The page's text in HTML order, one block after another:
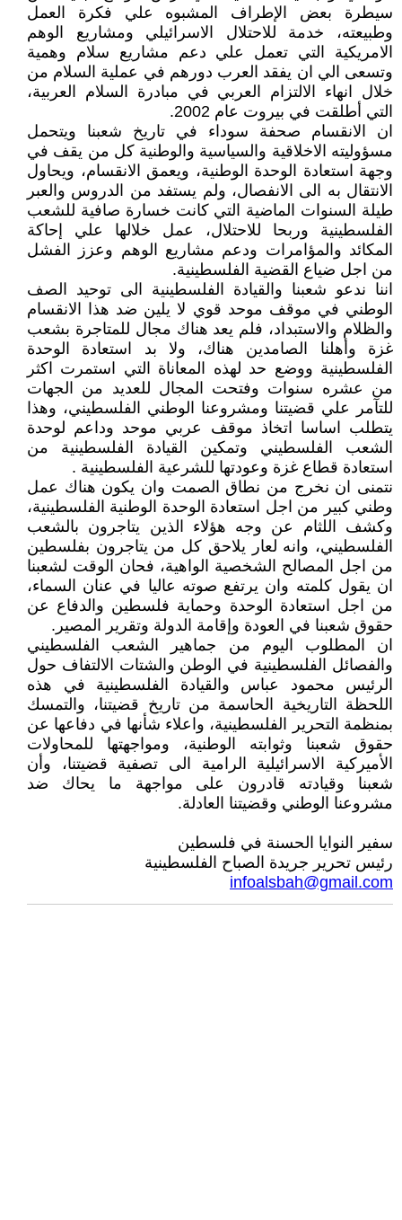
سيطرة بعض الإطراف المشبوه علي فكرة العمل
وطبيعته، خدمة للاحتلال الاسرائيلي ومشاريع الوهم
الامريكية التي تعمل علي دعم مشاريع سلام وهمية
وتسعى الي ان يفقد العرب دورهم في عملية السلام من
خلال انهاء الالتزام العربي في مبادرة السلام العربية،
التي أطلقت في بيروت عام 2002.
ان الانقسام صحفة سوداء في تاريخ شعبنا ويتحمل
مسؤوليته الاخلاقية والسياسية والوطنية كل من يقف في
وجهة استعادة الوحدة الوطنية، ويعمق الانقسام، ويحاول
الانتقال به الى الانفصال، ولم يستفد من الدروس والعبر
طيلة السنوات الماضية التي كانت خسارة صافية للشعب
الفلسطينية وربحا للاحتلال، عمل خلالها علي إحاكة
المكائد والمؤامرات ودعم مشاريع الوهم وعزز الفشل
من اجل ضياع القضية الفلسطينية.
اننا ندعو شعبنا والقيادة الفلسطينية الى توحيد الصف
الوطني في موقف موحد قوي لا يلين ضد هذا الانقسام
والظلام والاستبداد، فلم يعد هناك مجال للمتاجرة بشعب
غزة وأهلنا الصامدين هناك، ولا بد استعادة الوحدة
الفلسطينية ووضع حد لهذه المعاناة التي استمرت اكثر
من عشره سنوات وفتحت المجال للعديد من الجهات
للتآمر علي قضيتنا ومشروعنا الوطني الفلسطيني، وهذا
يتطلب اساسا اتخاذ موقف عربي موحد وداعم لوحدة
الشعب الفلسطيني وتمكين القيادة الفلسطينية من
استعادة قطاع غزة وعودتها للشرعية الفلسطينية .
نتمنى ان نخرج من نطاق الصمت وان يكون هناك عمل
وطني كبير من اجل استعادة الوحدة الوطنية الفلسطينية،
وكشف اللثام عن وجه هؤلاء الذين يتاجرون بالشعب
الفلسطيني، وانه لعار يلاحق كل من يتاجرون بفلسطين
من اجل المصالح الشخصية الواهية، فحان الوقت لشعبنا
ان يقول كلمته وان يرتفع صوته عاليا في عنان السماء،
من اجل استعادة الوحدة وحماية فلسطين والدفاع عن
حقوق شعبنا في العودة وإقامة الدولة وتقرير المصير.
ان المطلوب اليوم من جماهير الشعب الفلسطيني
والفصائل الفلسطينية في الوطن والشتات الالتفاف حول
الرئيس محمود عباس والقيادة الفلسطينية في هذه
اللحظة التاريخية الحاسمة من تاريخ قضيتنا، والتمسك
بمنظمة التحرير الفلسطينية، واعلاء شأنها في دفاعها عن
حقوق شعبنا وثوابته الوطنية، ومواجهتها للمحاولات
الأميركية الاسرائيلية الرامية الى تصفية قضيتنا، وأن
شعبنا وقيادته قادرون على مواجهة ما يحاك ضد
مشروعنا الوطني وقضيتنا العادلة.
سفير النوايا الحسنة في فلسطين
رئيس تحرير جريدة الصباح الفلسطينية
infoalsbah@gmail.com